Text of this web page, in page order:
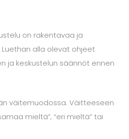
on rakentavaa ja
Luethan alla olevat ohjeet
ja keskustelun säännöt ennen
väitemuodossa.​ Väitteeseen
mieltä”, “eri mieltä” tai